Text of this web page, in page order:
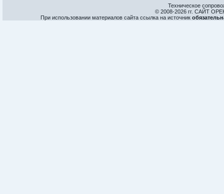
Техническое
© 2008-2026 гг. САЙТ
При использовании материалов сайта ссылка на источник